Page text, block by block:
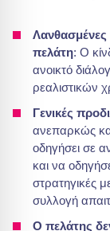
Λανθασμένες
πελάτη: Ο
ανοικτό
ρεαλιστικών
Γενικές
ανεπαρκώς
οδηγήσει σε
και να
στρατηγικές
συλλογή
Ο πελάτης